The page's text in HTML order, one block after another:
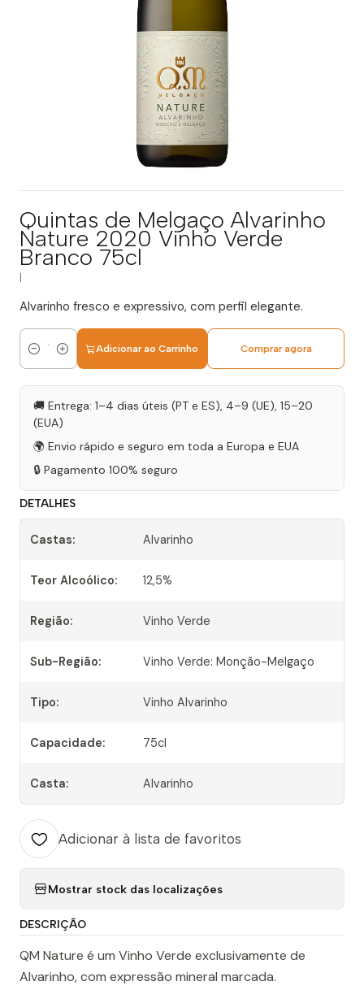
Quintas de Melgaço Alvarinho
Nature 2020 Vinho Verde
Branco 75cl
Alvarinho fresco e expressivo, com perfil elegante.
Quantidade
Adicionar ao Carrinho Comprar agora
🚚 Entrega: 1–4 dias úteis (PT e ES), 4–9 (UE), 15–20
(EUA)
🌍 Envio rápido e seguro em toda a Europa e EUA
🔒 Pagamento 100% seguro
DETALHES
Castas: Alvarinho
Teor Alcoólico: 12,5%
Região: Vinho Verde
Sub-Região: Vinho Verde: Monção-Melgaço
Tipo: Vinho Alvarinho
Capacidade: 75cl
Casta: Alvarinho
Adicionar à lista de favoritos
Mostrar stock das localizações
DESCRIÇÃO
QM Nature é um Vinho Verde exclusivamente de
Alvarinho, com expressão mineral marcada.